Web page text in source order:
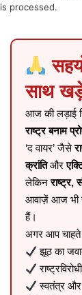
is processed.
साथ
आज की लड़ाई
राष्ट्र बनाम
‘द वायर’ जैसे
क्रांतिऔर
लेकिनराष्ट्र,
आवाज़ें आज भी
हैं।
अगर आप
झूठ का
स्वतंत्र और